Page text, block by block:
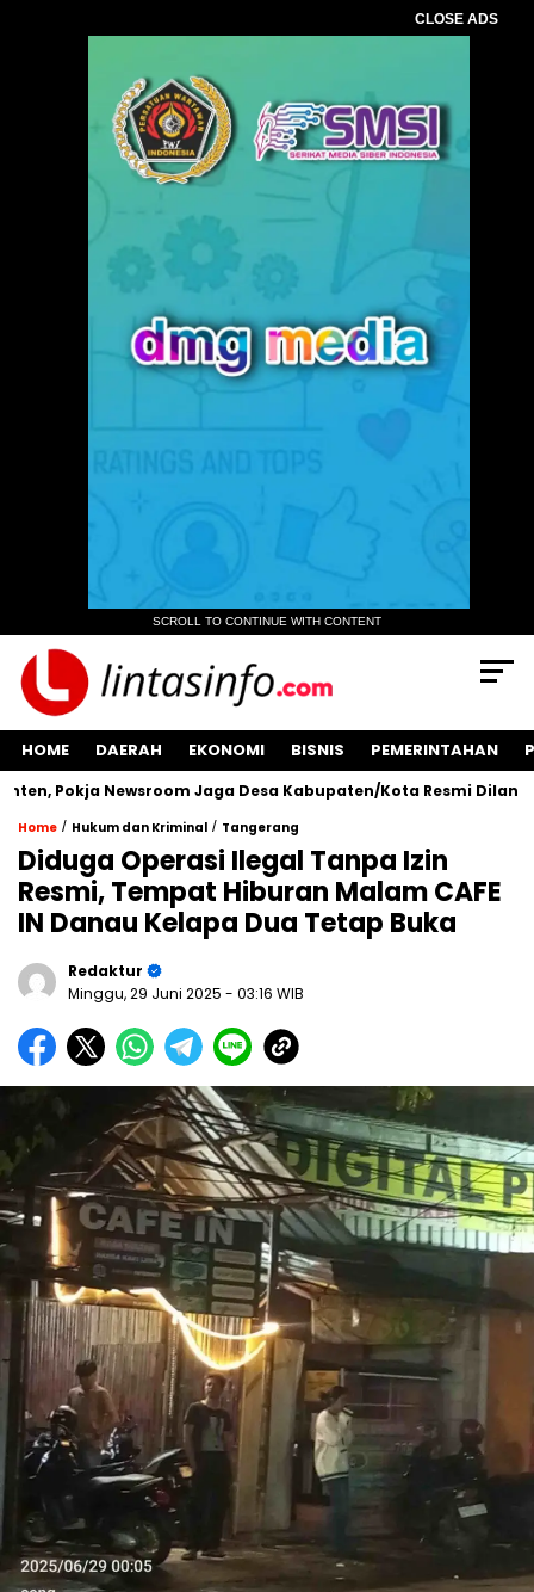
CLOSE ADS
SCROLL TO CONTINUE WITH CONTENT
HOME DAERAH EKONOMI BISNIS PEMERINTAHAN
Pokja Newsroom Jaga Desa Kabupaten/Kota Resmi Dilantik
Home / Hukum dan Kriminal / Tangerang
Diduga Operasi Ilegal Tanpa Izin
Resmi, Tempat Hiburan Malam CAFE
IN Danau Kelapa Dua Tetap Buka
Redaktur
Minggu, 29 Juni 2025 - 03:16 WIB